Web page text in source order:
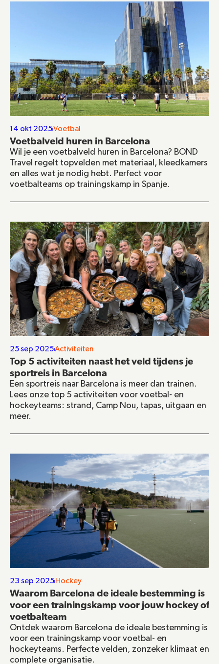
14 okt 2025Voetbal
Voetbalveld huren in Barcelona
Wil je een voetbalveld huren in Barcelona? BOND
Travel regelt topvelden met materiaal, kleedkamers
en alles wat je nodig hebt. Perfect voor
voetbalteams op trainingskamp in Spanje.
25 sep 2025Activiteiten
Top 5 activiteiten naast het veld tijdens je
sportreis in Barcelona
Een sportreis naar Barcelona is meer dan trainen.
Lees onze top 5 activiteiten voor voetbal- en
hockeyteams: strand, Camp Nou, tapas, uitgaan en
meer.
23 sep 2025 Hockey
Waarom Barcelona de ideale bestemming is
voor een trainingskamp voor jouw hockey of
voetbalteam
Ontdek waarom Barcelona de ideale bestemming is
voor een trainingskamp voor voetbal- en
hockeyteams. Perfecte velden, zonzeker klimaat en
complete organisatie.